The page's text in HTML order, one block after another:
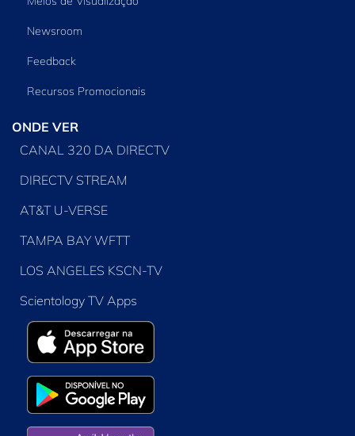
Newsroom
Feedback
Recursos Promocionais
ONDE VER
CANAL 320 DA DIRECTV
DIRECTV STREAM
AT&T U-VERSE
TAMPA BAY WFTT
LOS ANGELES KSCN-TV
Scientology TV Apps